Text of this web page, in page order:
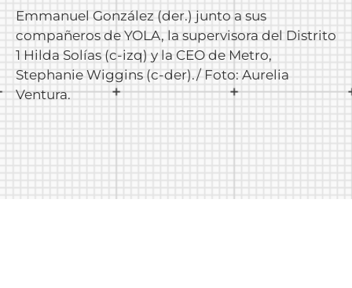
Emmanuel González (der.) junto a sus
compañeros de YOLA, la supervisora del Distrito
1 Hilda Solías (c-izq) y la CEO de Metro,
Stephanie Wiggins (c-der)./ Foto: Aurelia
Ventura.